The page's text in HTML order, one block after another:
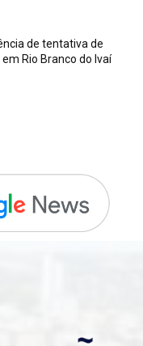
de tentativa de
Rio Branco do Ivaí